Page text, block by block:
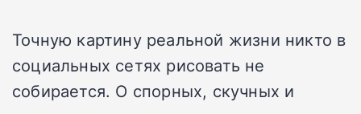
Точную картину реальной жизни никто в
социальных сетях рисовать не
собирается. О спорных, скучных и